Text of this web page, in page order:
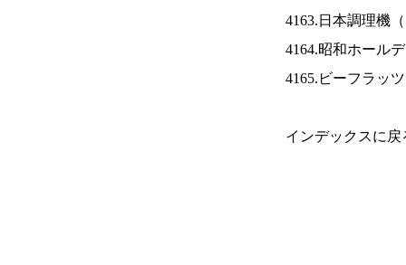
4163.日本調理機（
4164.昭和ホール
4165.ビーフラッ
インデックスに戻